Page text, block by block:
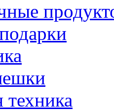
техника